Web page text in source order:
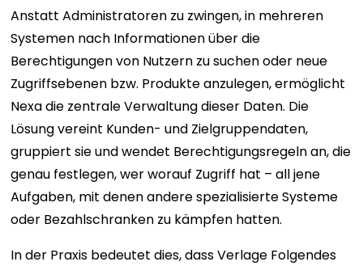
Anstatt Administratoren zu zwingen, in mehreren
Systemen nach Informationen über die
Berechtigungen von Nutzern zu suchen oder neue
Zugriffsebenen bzw. Produkte anzulegen, ermöglicht
Nexa die zentrale Verwaltung dieser Daten. Die
Lösung vereint Kunden- und Zielgruppendaten,
gruppiert sie und wendet Berechtigungsregeln an, die
genau festlegen, wer worauf Zugriff hat – all jene
Aufgaben, mit denen andere spezialisierte Systeme
oder Bezahlschranken zu kämpfen hatten.
In der Praxis bedeutet dies, dass Verlage Folgendes